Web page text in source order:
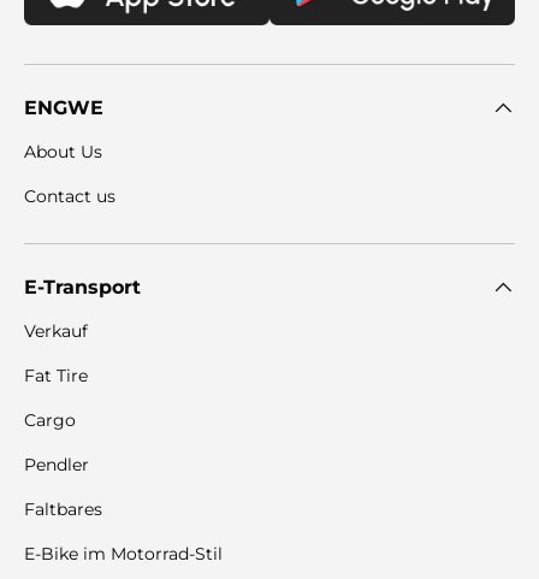
ENGWE
About Us
Contact us
E-Transport
Verkauf
Fat Tire
Cargo
Pendler
Faltbares
E-Bike im Motorrad-Stil